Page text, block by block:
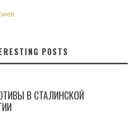
POSTS
В СТАЛИНСКОЙ